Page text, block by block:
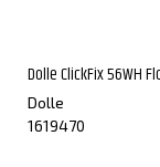
Dolle ClickFix 56WH
Dolle
1619470